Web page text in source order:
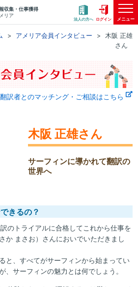
収集・仕事獲得
リア
法人の方へ ログイン メニュー
アメリア会員インタビュー
木阪 正雄
さん
訳者とのマッチング・ご相談はこちら
木阪 正雄さん
サーフィンに導かれて翻訳の
世界へ
きるの？
のトライアルに合格してこれから仕事を
か まさお）さんにおいでいただきまし
と、すべてがサーフィンから始まってい
、サーフィンの魅力とは何でしょう。